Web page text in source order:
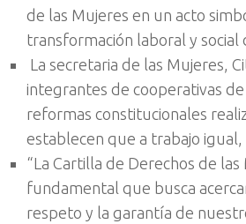
de las Mujeres en un acto
transformación laboral y social
La secretaria de las Mujeres,
integrantes de cooperativas
reformas constitucionales
establecen que a trabajo igual,
“La Cartilla de Derechos de
fundamental que busca
respeto y la garantía de